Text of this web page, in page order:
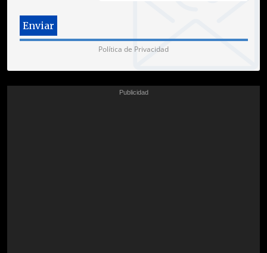
Política de Privacidad